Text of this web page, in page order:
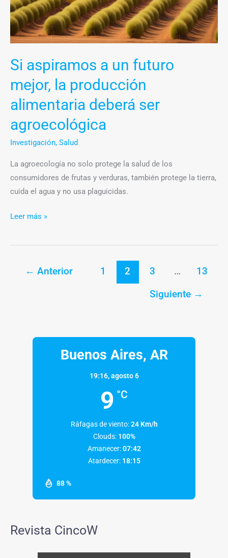
Si aspiramos a un futuro
mejor, la producción
alimentaria deberá ser
agroecológica
Investigación, Salud
La agroecología no solo protege la salud de los
consumidores de frutas y verduras, también protege la tierra,
cuida el agua y no usa plaguicidas.
producción
alimentaria
deberá
agroecológica
Leer más »
← Anterior 1 2 3 …
13
Siguiente →
Buenos Aires, AR
19:16,agosto 6
9 °C
88 %
Ráfagas de viento: 24 Km/h
Clouds: 100%
Amanecer: 07:42
Atardecer: 18:15
Revista CincoW